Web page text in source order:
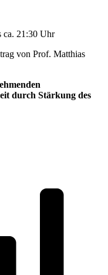
ca. 21:30 Uhr
von Prof. Matthias
durch Stärkung des